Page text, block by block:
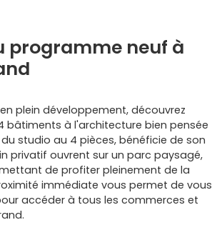
programme neuf à
plein développement, découvrez
bâtiments à l'architecture bien pensée
studio au 4 pièces, bénéficie de son
privatif ouvrent sur un parc paysagé,
de profiter pleinement de la
immédiate vous permet de vous
accéder à tous les commerces et